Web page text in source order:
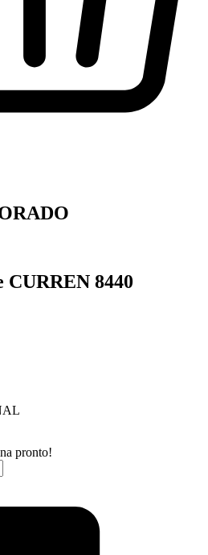
CURREN 8440
pronto!